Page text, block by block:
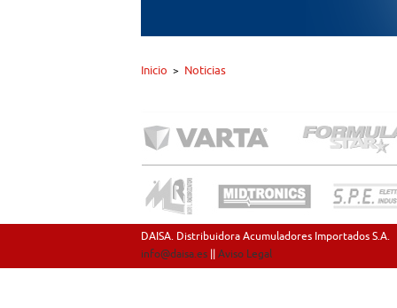
Inicio > Noticias
DAISA. Distribuidora Acumuladores Importados S.A.
info@daisa.es|| Aviso Legal